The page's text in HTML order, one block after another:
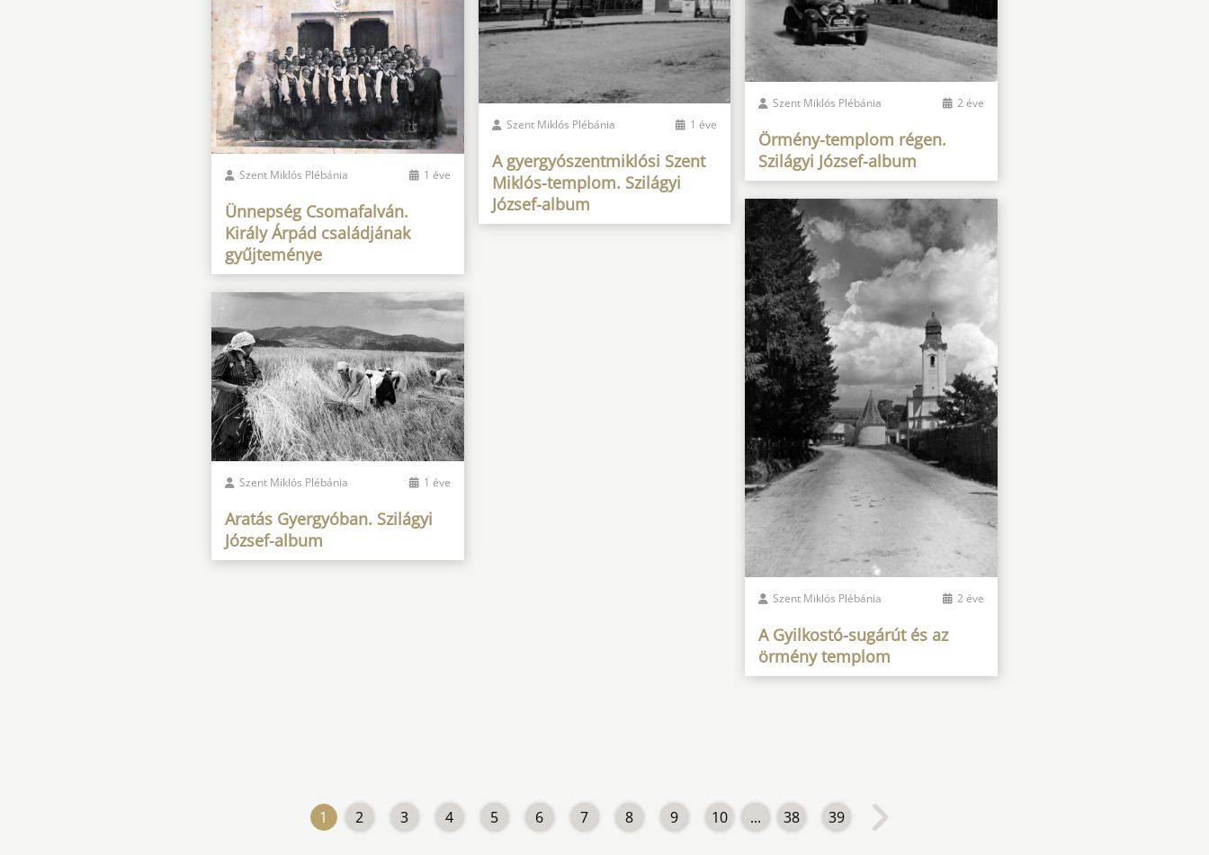
Szent Miklós Plébánia 1 éve
Ünnepség Csomafalván.
Király Árpád családjának
gyűjteménye
Szent Miklós Plébánia 1 éve
Aratás Gyergyóban. Szilágyi
József-album
Szent Miklós Plébánia 1 éve
A gyergyószentmiklósi Szent
Miklós-templom. Szilágyi
József-album
Szent Miklós Plébánia 2 éve
Örmény-templom régen.
Szilágyi József-album
Szent Miklós Plébánia 2 éve
A Gyilkostó-sugárút és az
örmény templom
1 2 3 4 5 6 7 8 9 10 ... 38 39